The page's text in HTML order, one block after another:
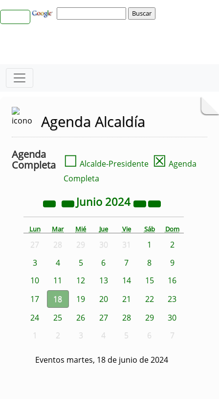
Agenda Alcaldía
Agenda
Completa
☐ Alcalde-Presidente ☒ Agenda
Completa
Junio 2024
Lun Mar Mié Jue Vie Sáb Dom
27 28 29 30 31 1
2
3
4 5 6 7 8
9
10
11 12 13 14 15
16
17
18 19 20 21 22
23
24
25 26 27 28 29
30
1
2 3 4 5 6 7
Eventos martes, 18 de junio de 2024